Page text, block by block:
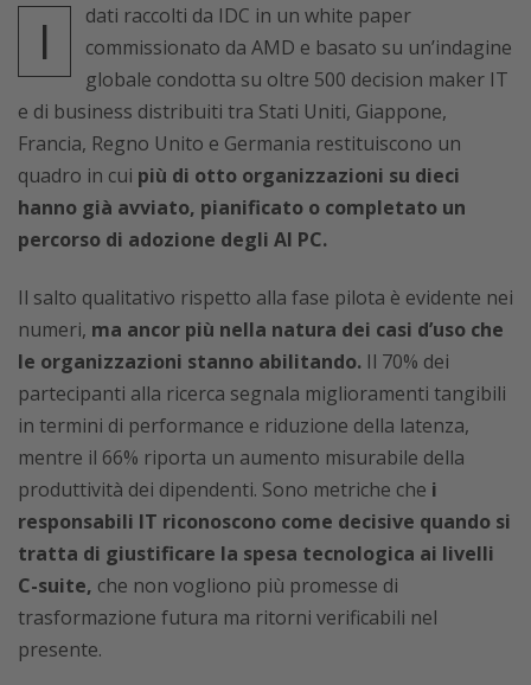
I
dati raccolti da IDC in un white paper
commissionato da AMD e basato su un’indagine
globale condotta su oltre 500 decision maker IT
e di business distribuiti tra Stati Uniti, Giappone,
Francia, Regno Unito e Germania restituiscono un
quadro in cui più di otto organizzazioni su dieci
hanno già avviato, pianificato o completato un
percorso di adozione degli AI PC.
Il salto qualitativo rispetto alla fase pilota è evidente nei
numeri, ma ancor più nella natura dei casi d’uso che
le organizzazioni stanno abilitando. Il 70% dei
partecipanti alla ricerca segnala miglioramenti tangibili
in termini di performance e riduzione della latenza,
mentre il 66% riporta un aumento misurabile della
produttività dei dipendenti. Sono metriche che i
responsabili IT riconoscono come decisive quando si
tratta di giustificare la spesa tecnologica ai livelli
C-suite, che non vogliono più promesse di
trasformazione futura ma ritorni verificabili nel
presente.